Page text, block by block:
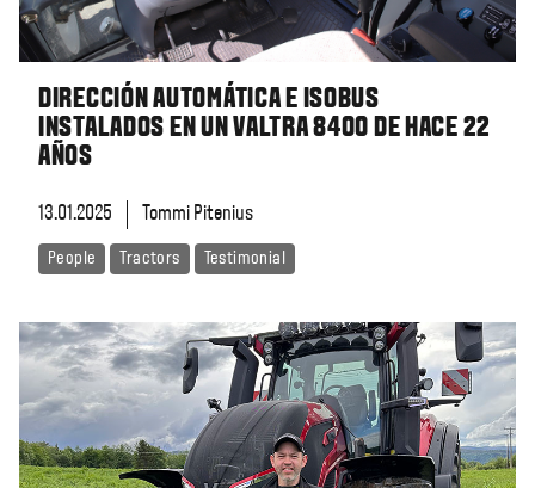
DIRECCIÓN AUTOMÁTICA E ISOBUS
INSTALADOS EN UN VALTRA 8400 DE HACE 22
AÑOS
13.01.2025 Tommi Pitenius
People Tractors Testimonial